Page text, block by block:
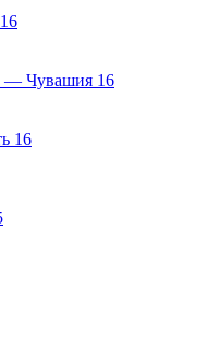
16
— Чувашия 16
16